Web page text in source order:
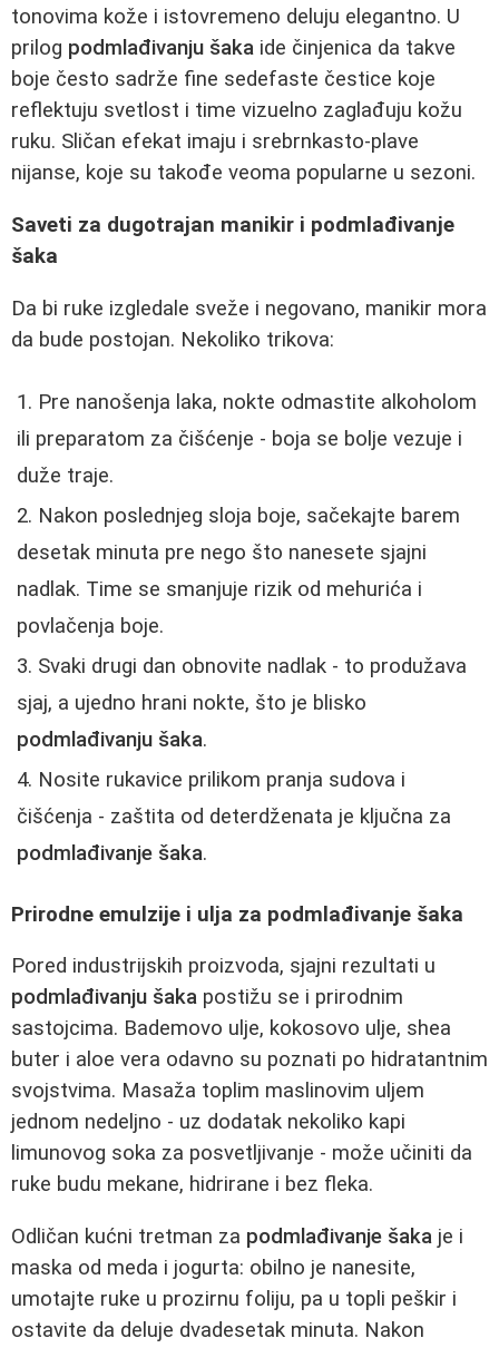
tonovima kože i istovremeno deluju elegantno. U
prilog podmlađivanju šaka ide činjenica da takve
boje često sadrže fine sedefaste čestice koje
reflektuju svetlost i time vizuelno zaglađuju kožu
ruku. Sličan efekat imaju i srebrnkasto-plave
nijanse, koje su takođe veoma popularne u sezoni.
Saveti za dugotrajan manikir i podmlađivanje
šaka
Da bi ruke izgledale sveže i negovano, manikir mora
da bude postojan. Nekoliko trikova:
Pre nanošenja laka, nokte odmastite alkoholom
ili preparatom za čišćenje - boja se bolje vezuje i
duže traje.
Nakon poslednjeg sloja boje, sačekajte barem
desetak minuta pre nego što nanesete sjajni
nadlak. Time se smanjuje rizik od mehurića i
povlačenja boje.
Svaki drugi dan obnovite nadlak - to produžava
sjaj, a ujedno hrani nokte, što je blisko
podmlađivanju šaka.
Nosite rukavice prilikom pranja sudova i
čišćenja - zaštita od deterdženata je ključna za
podmlađivanje šaka.
Prirodne emulzije i ulja za podmlađivanje šaka
Pored industrijskih proizvoda, sjajni rezultati u
podmlađivanju šaka postižu se i prirodnim
sastojcima. Bademovo ulje, kokosovo ulje, shea
buter i aloe vera odavno su poznati po hidratantnim
svojstvima. Masaža toplim maslinovim uljem
jednom nedeljno - uz dodatak nekoliko kapi
limunovog soka za posvetljivanje - može učiniti da
ruke budu mekane, hidrirane i bez fleka.
Odličan kućni tretman za podmlađivanje šaka je i
maska od meda i jogurta: obilno je nanesite,
umotajte ruke u prozirnu foliju, pa u topli peškir i
ostavite da deluje dvadesetak minuta. Nakon